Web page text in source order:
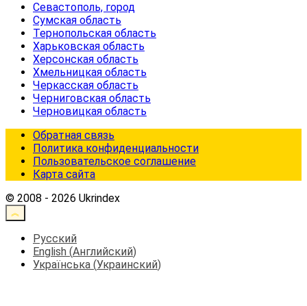
Севастополь, город
Сумская область
Тернопольская область
Харьковская область
Херсонская область
Хмельницкая область
Черкасская область
Черниговская область
Черновицкая область
Обратная связь
Политика конфиденциальности
Пользовательское соглашение
Карта сайта
© 2008 - 2026 Ukrindex
Русский
English (Английский)
Українська (Украинский)